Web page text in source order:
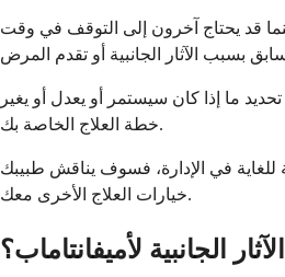
قد يحتاج آخرون إلى التوقف في وقت
ما إذا كان سيستمر أو يعدل أو يغير
خطة العلاج الخاصة بك.
للغاية في الإدارة، فسوف يناقش طبيبك
خيارات العلاج الأخرى معك.
الجانبية لأميفانتاماب؟